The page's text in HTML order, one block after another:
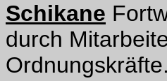
Schikane
durch